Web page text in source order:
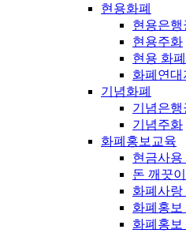
현용화폐
현용은행
현용주화
현용 화
화폐연대
기념화폐
기념은행
기념주화
화폐홍보교육
현금사용
돈 깨끗이
화폐사랑
화폐홍보
화폐홍보